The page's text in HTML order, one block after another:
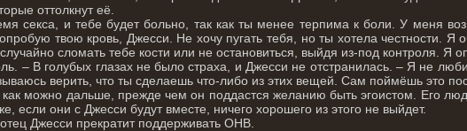
оттолкнут её.
секса, и тебе будет больно, так как ты менее терпима к боли. У меня
твою кровь, Джесси. Не хочу пугать тебя, но ты хотела честности. Я
сломать тебе кости или не остановиться, выйдя из-под контроля. Я
– В голубых глазах не было страха, и Джесси не отстранилась. – Я не
верить, что ты сделаешь что-либо из этих вещей. Сам поймёшь это
как можно дальше, прежде чем он поддастся желанию быть эгоистом. Его
если они с Джесси будут вместе, ничего хорошего из этого не выйдет.
Джесси прекратит поддерживать ОНВ.